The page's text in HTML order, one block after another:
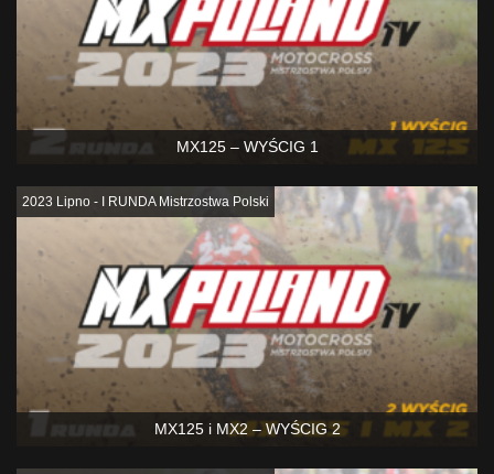
MX125 – WYŚCIG 1
MX125 i MX2 – WYŚCIG 2
2023 Lipno - I RUNDA Mistrzostwa Polski